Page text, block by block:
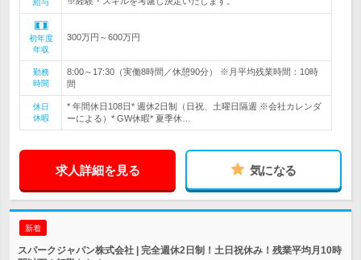
給与
初年度
年収
300万円～600万円
勤務
時間
8:00～17:30（実働8時間／休憩90分） ※月平均残業時間：10時
間
休日
休暇
* 年間休日108日* 週休2日制（日祝、土曜日隔週 ※会社カレンダ
ーによる）* GW休暇* 夏季休…
求人詳細を見る 気になる
新着
スパークジャパン株式会社 | 完全週休2日制！土日祝休み！残業平均月10時